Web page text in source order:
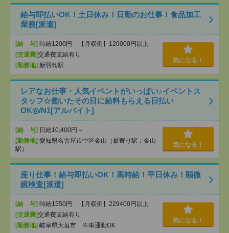
給与即払いOK！土日休み！日勤のお仕事！食品加工
業務[派遣]
[給 与] 時給1200円 【月収例】120000円以上
[交通費]交通費支給有り
[勤務地] 新羽島駅
気になる！
レアなお仕事・人気イベントがいっぱい♪イベントス
タッフ☆働いたその日に給料もらえる日払い
OK◎/N1[アルバイト]
[給 与] 日給10,400円～
[勤務地] 愛知県名古屋市中区金山（最寄り駅：金山
駅）
気になる！
座り仕事！給与即払いOK！高時給！平日休み！顕微
鏡検査[派遣]
[給 与] 時給1550円 【月収例】229400円以上
[交通費]交通費支給有り
[勤務地] 岐阜県大垣市 ※車通勤OK
気になる！